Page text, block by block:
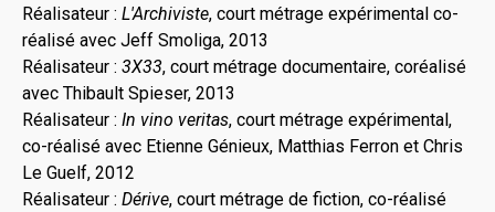
Réalisateur : L'Archiviste, court métrage expérimental co-
réalisé avec Jeff Smoliga, 2013
Réalisateur : 3X33, court métrage documentaire, coréalisé
avec Thibault Spieser, 2013
Réalisateur : In vino veritas, court métrage expérimental,
co-réalisé avec Etienne Génieux, Matthias Ferron et Chris
Le Guelf, 2012
Réalisateur : Dérive, court métrage de fiction, co-réalisé